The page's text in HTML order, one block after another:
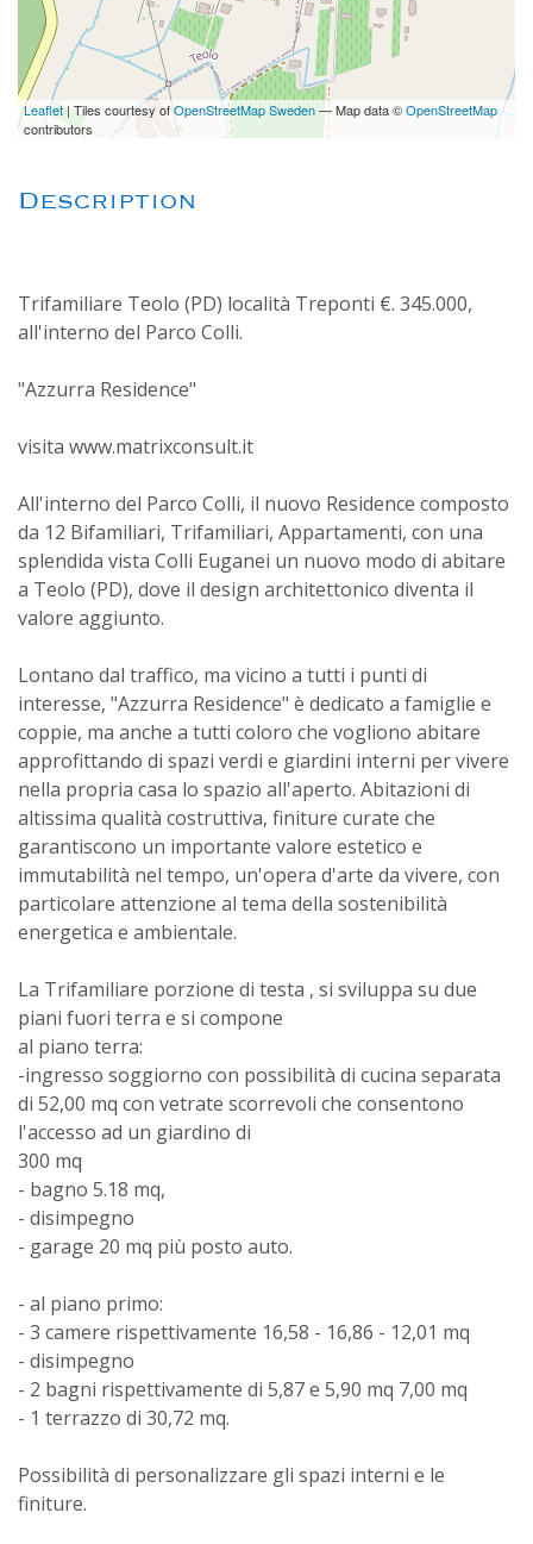
Leaflet| Tiles courtesy ofOpenStreetMap Sweden— Map data ©OpenStreetMap
contributors
Description
Trifamiliare Teolo (PD) località Treponti €. 345.000,
all'interno del Parco Colli.
"Azzurra Residence"
visita www.matrixconsult.it
All'interno del Parco Colli, il nuovo Residence composto
da 12 Bifamiliari, Trifamiliari, Appartamenti, con una
splendida vista Colli Euganei un nuovo modo di abitare
a Teolo (PD), dove il design architettonico diventa il
valore aggiunto.
Lontano dal traffico, ma vicino a tutti i punti di
interesse, "Azzurra Residence" è dedicato a famiglie e
coppie, ma anche a tutti coloro che vogliono abitare
approfittando di spazi verdi e giardini interni per vivere
nella propria casa lo spazio all'aperto. Abitazioni di
altissima qualità costruttiva, finiture curate che
garantiscono un importante valore estetico e
immutabilità nel tempo, un'opera d'arte da vivere, con
particolare attenzione al tema della sostenibilità
energetica e ambientale.
La Trifamiliare porzione di testa , si sviluppa su due
piani fuori terra e si compone
al piano terra:
-ingresso soggiorno con possibilità di cucina separata
di 52,00 mq con vetrate scorrevoli che consentono
l'accesso ad un giardino di
300 mq
- bagno 5.18 mq,
- disimpegno
- garage 20 mq più posto auto.
- al piano primo:
- 3 camere rispettivamente 16,58 - 16,86 - 12,01 mq
- disimpegno
- 2 bagni rispettivamente di 5,87 e 5,90 mq 7,00 mq
- 1 terrazzo di 30,72 mq.
Possibilità di personalizzare gli spazi interni e le
finiture.